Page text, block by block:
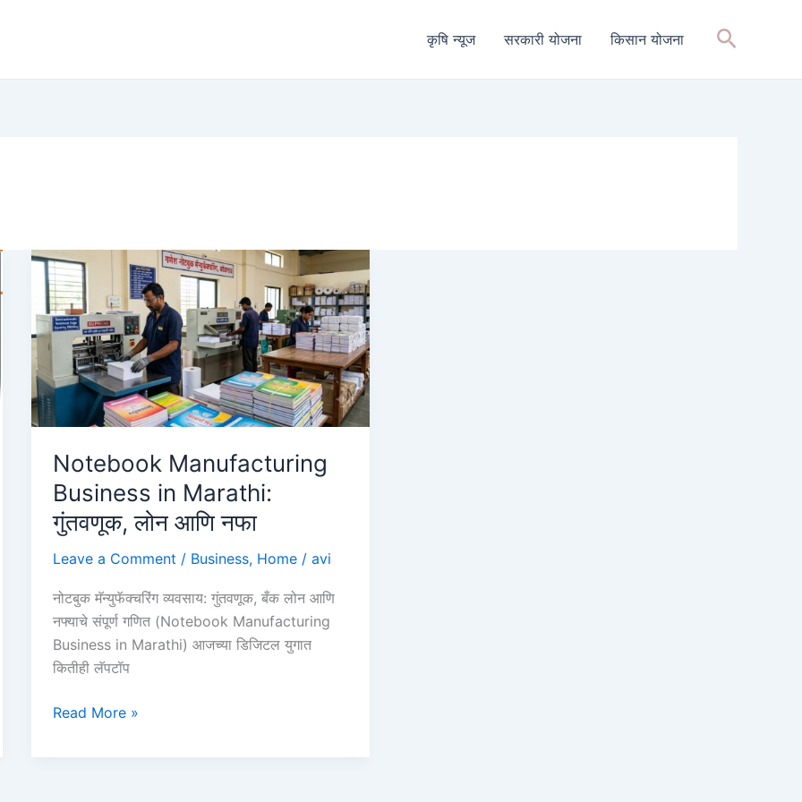
कृषि न्यूज सरकारी योजना किसान योजना Search
Notebook Manufacturing
Business in Marathi:
गुंतवणूक, लोन आणि नफा
Leave a Comment / Business, Home/ avi
नोटबुक मॅन्युफॅक्चरिंग व्यवसाय: गुंतवणूक, बँक लोन आणि
नफ्याचे संपूर्ण गणित (Notebook Manufacturing
Business in Marathi) आजच्या डिजिटल युगात
कितीही लॅपटॉप
Notebook
Read More »